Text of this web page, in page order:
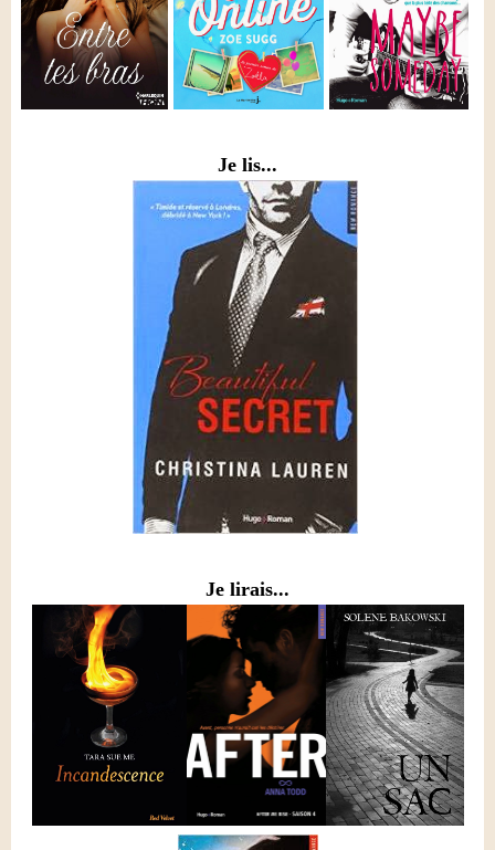
Je lis...
Je lirais...